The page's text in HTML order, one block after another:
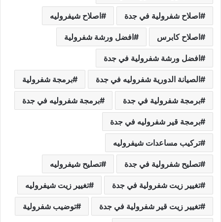
اصلاح شفرولية في جدة اصلاح شيفروليه
اصلاح كابرس افضل ورشة شفرولية
افضل ورشة شفرولية في جدة
الصيانة الدورية شفروليه في جدة برمجة شفرولية
برمجة شفرولية في جدة برمجة شفروليه في جدة
برمجة قير شفروليه في جدة
تركيب مساعدات شيفروليه
تصليح شفرولية في جدة تصليح شيفروليه
تغيير زيت شفرولية في جدة تغيير زيت شيفروليه
تغيير زيت قير شفرولية في جدة توضيب شفرولية